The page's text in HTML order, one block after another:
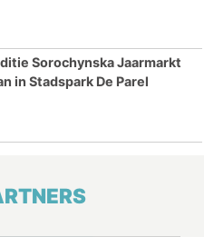
Sorochynska Jaarmarkt
in Stadspark De Parel